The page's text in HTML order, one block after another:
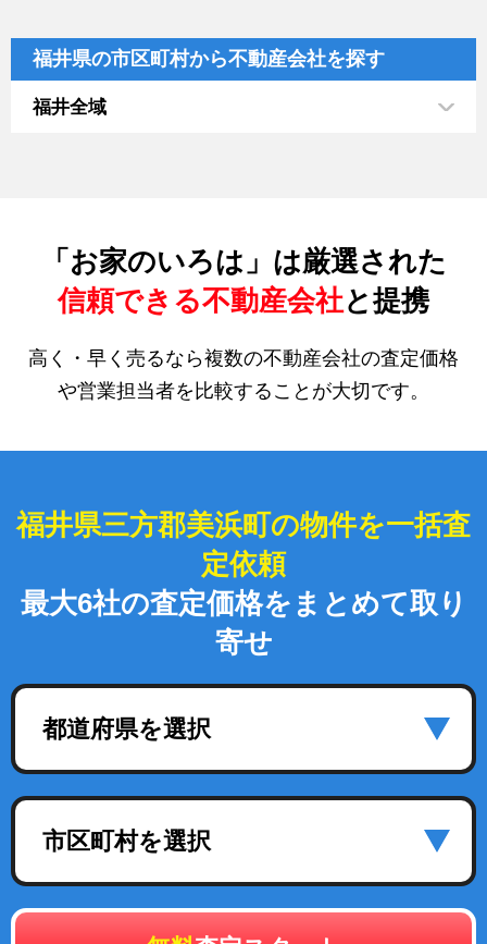
福井県の市区町村から不動産会社を探す
福井全域
「お家のいろは」は厳選された
信頼できる不動産会社と提携
高く・早く売るなら複数の不動産会社の査定価格
や営業担当者を比較することが大切です。
福井県三方郡美浜町の物件を一括査
定依頼
最大6社の査定価格をまとめて取り
寄せ
都道府県を選択
市区町村を選択